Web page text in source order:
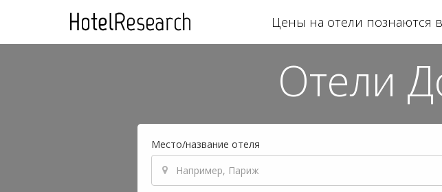
Цены на отели познаются
Отели
Место/название отеля